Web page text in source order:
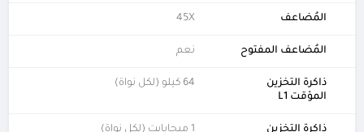
المُضاعف 45X
المُضاعف المفتوح نعم
ذاكرة التخزين
المؤقت L1
64 كيلو (لكل نواة)
ذاكرة التخزين
1 ميجابايت (لكل نواة)